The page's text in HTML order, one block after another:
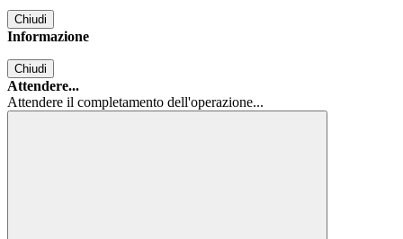
Chiudi
Informazione
Chiudi
Attendere...
Attendere il completamento dell'operazione...